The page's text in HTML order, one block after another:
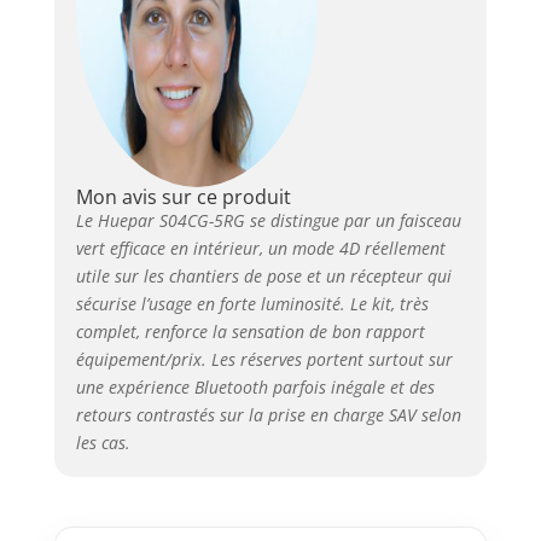
bouton H/V.Avec le pendule
intelligent,l'outil laser auto-
nivelle et indique un état hors
niveau lors du déverrouillage.La
ligne laser émet un bip lorsqu'il
dépasse la plage auto-nivelante
±3,5°.Une fois le pendule
verrouillé,il passe en mode
manuel pour verrouiller les
lignes pour un usage à l’angle
différent.Le mode pulsé étend la
portée jusqu'à 200pieds avec le
récepteur laser Huepar LR-
6RG/LR-5RG. ALIMENTATION
TRIPLE&PORT DE CHARGE TYPE
C: Cet outil laser 360 adopte une
batterie Li-ion de 7,4V/2600mAh
Mon avis sur ce produit
Le Huepar S04CG-5RG se distingue par un faisceau
vert efficace en intérieur, un mode 4D réellement
utile sur les chantiers de pose et un récepteur qui
sécurise l’usage en forte luminosité. Le kit, très
complet, renforce la sensation de bon rapport
équipement/prix. Les réserves portent surtout sur
une expérience Bluetooth parfois inégale et des
retours contrastés sur la prise en charge SAV selon
les cas.